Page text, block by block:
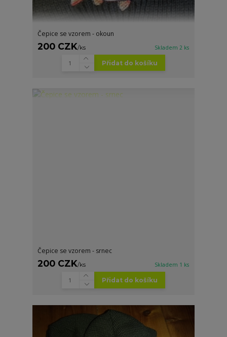
Čepice se vzorem - okoun
200 CZK/ks Skladem 2 ks
Přidat do košíku
Čepice se vzorem - srnec
200 CZK/ks Skladem 1 ks
Přidat do košíku